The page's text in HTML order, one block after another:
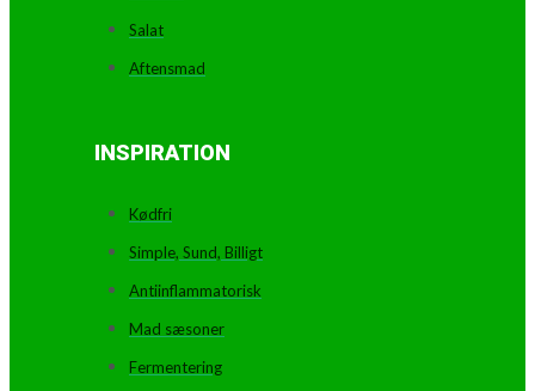
Salat
Aftensmad
INSPIRATION
Kødfri
Simple, Sund, Billigt
Antiinflammatorisk
Mad sæsoner
Fermentering